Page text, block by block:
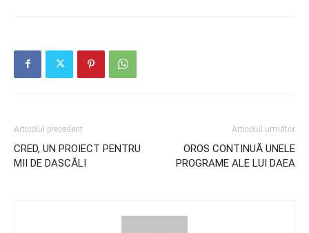
Articolul precedent
CRED, UN PROIECT PENTRU
MII DE DASCĂLI
Articolul următor
OROS CONTINUĂ UNELE
PROGRAME ALE LUI DAEA